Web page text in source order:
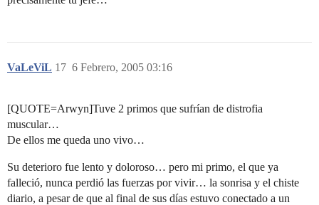
VaLeViL 6 Febrero, 2005 03:16
17
[QUOTE=Arwyn]Tuve 2 primos que sufrían de distrofia
muscular…
De ellos me queda uno vivo…
Su deterioro fue lento y doloroso… pero mi primo, el que ya
falleció, nunca perdió las fuerzas por vivir… la sonrisa y el chiste
diario, a pesar de que al final de sus días estuvo conectado a un